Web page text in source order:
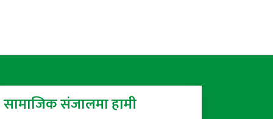
सामाजिक संजालमा हामी